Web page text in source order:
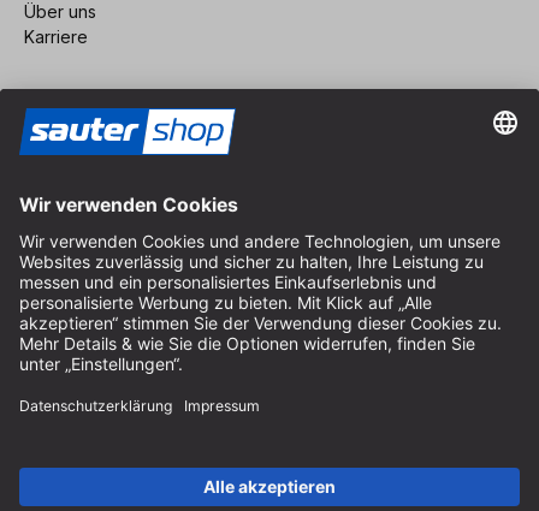
Über uns
Karriere
Impressum
AGB
Datenschutz
Cookie-Einstellungen
© 2026 sauter GmbH
* kostenloser Versand ab 150 Euro Bestellwert innerhalb
Deutschlands für die Standard-Paketgrößen - ausgenommen
Sperrgut und Fracht